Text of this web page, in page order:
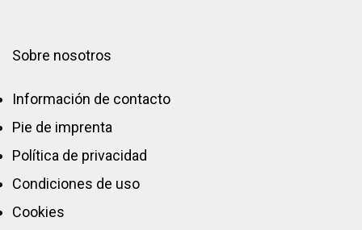
Sobre nosotros
Información de contacto
Pie de imprenta
Política de privacidad
Condiciones de uso
Cookies